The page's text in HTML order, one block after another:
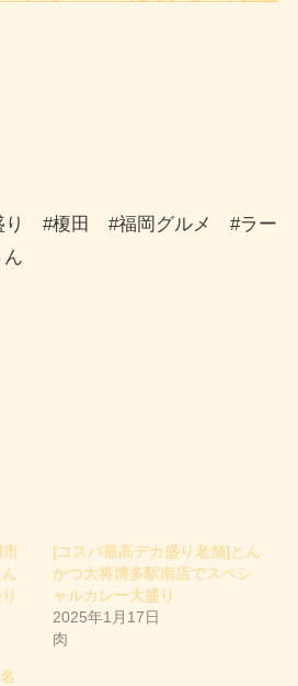
り #榎田 #福岡グルメ #ラー
ん
[コスバ最高デカ盛り老舗]とん
かつ大将博多駅南店でスペシ
ャルカレー大盛り
2025年1月17日
肉